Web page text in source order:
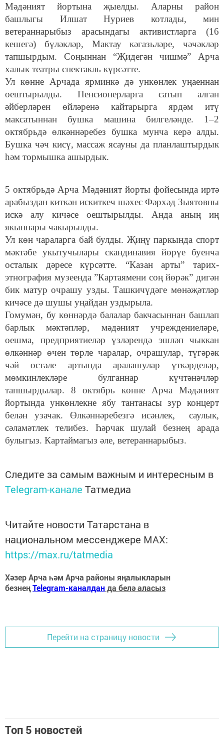
Мәдәният йортына җыелды. Аларны район
башлыгы Илшат Нуриев котлады, мин
ветераннарыбыз арасындагы активистларга (16
кешегә) бүләкләр, Мактау кәгазьләре, чәчәкләр
тапшырдым. Соңыннан “Җидегән чишмә” Арча
халык театры спектакль күрсәтте.
Ул көнне Арчада ярминкә дә ункөнлек уңаеннан
оештырылды. Пенсионерларга сатып алган
әйберләрен өйләренә кайтарырга ярдәм итү
максатыннан бушка машина билгеләнде. 1–2
октябрьдә өлкәннәребез бушка мунча керә алды.
Бушка чәч кисү, массаж ясауны да планлаштырдык
һәм тормышка ашырдык.
5 октябрьдә Арча Мәдәният йорты фойесында иртә
арабыздан киткән искиткеч шәхес Фәрхәд Зыятовны
искә алу кичәсе оештырылды. Анда аның иң
якыннары чакырылды.
Ул көн чараларга бай булды. Җиңү паркында спорт
мәктәбе укытучылары скандинавия йөрүе буенча
осталык дәресе күрсәтте. “Казан арты” тарих-
этнография музеенда ”Картаямени соң йөрәк” дигән
бик матур очрашу узды. Ташкичүдәге мөнәҗәтләр
кичәсе дә шушы уңайдан уздырыла.
Гомумән, бу көннәрдә балалар бакчасыннан башлап
барлык мәктәпләр, мәдәният учреждениеләре,
оешма, предприятиеләр үзләрендә эшләп чыккан
өлкәннәр өчен төрле чаралар, очрашулар, түгәрәк
чәй өстәле артында аралашулар үткәрделәр,
мөмкинлекләре булганнар күчтәнәчләр
тапшырдылар. 8 октябрь көнне Арча Мәдәният
йортында ункөнлекне ябу тантанасы зур концерт
белән узачак. Өлкәннәребезгә исәнлек, саулык,
сәламәтлек телибез. Һәрчак шулай безнең арада
булыгыз. Картаймагыз әле, ветераннарыбыз.
Следите за самым важным и интересным в
Telegram-канале Татмедиа
Читайте новости Татарстана в
национальном мессенджере MАХ:
https://max.ru/tatmedia
Хәзер Арча һәм Арча районы яңалыкларын
безнеңTelegram-каналданда белә аласыз
Перейти на страницу новости
Топ 5 новостей